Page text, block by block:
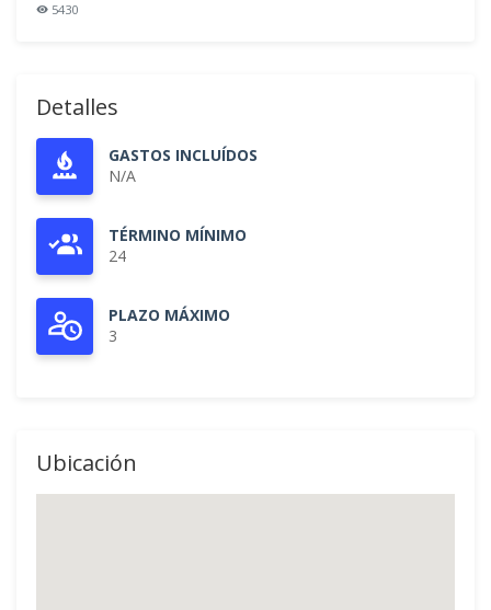
5430
Detalles
GASTOS INCLUÍDOS
N/A
TÉRMINO MÍNIMO
24
PLAZO MÁXIMO
3
Ubicación